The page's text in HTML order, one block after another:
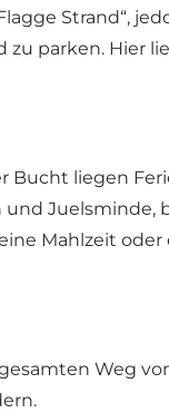
Strand“,
parken. Hier
liegen
und Juelsminde,
Mahlzeit
Weg